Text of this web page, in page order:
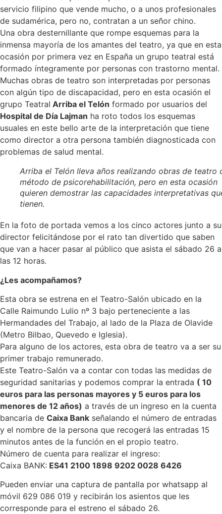
servicio filipino que vende mucho, o a unos profesionales
de sudamérica, pero no, contratan a un señor chino.
Una obra desternillante que rompe esquemas para la
inmensa mayoría de los amantes del teatro, ya que en esta
ocasión por primera vez en España un grupo teatral está
formado íntegramente por personas con trastorno mental.
Muchas obras de teatro son interpretadas por personas
con algún tipo de discapacidad, pero en esta ocasión el
grupo Teatral Arriba el Telón formado por usuarios del
Hospital de Día Lajman ha roto todos los esquemas
usuales en este bello arte de la interpretación que tiene
como director a otra persona también diagnosticada con
problemas de salud mental.
Arriba el Telón lleva años realizando obras de teatro
método de psicorehabilitación, pero en esta ocasión
quieren demostrar las capacidades interpretativas
tienen.
En la foto de portada vemos a los cinco actores junto a su
director felicitándose por el rato tan divertido que saben
que van a hacer pasar al público que asista el sábado 26 a
las 12 horas.
¿Les acompañamos?
Esta obra se estrena en el Teatro-Salón ubicado en la
Calle Raimundo Lulio nº 3 bajo perteneciente a las
Hermandades del Trabajo, al lado de la Plaza de Olavide
(Metro Bilbao, Quevedo e Iglesia).
Para alguno de los actores, esta obra de teatro va a ser su
primer trabajo remunerado.
Este Teatro-Salón va a contar con todas las medidas de
seguridad sanitarias y podemos comprar la entrada ( 10
euros para las personas mayores y 5 euros para los
menores de 12 años) a través de un ingreso en la cuenta
bancaria de Caixa Bank señalando el número de entradas
y el nombre de la persona que recogerá las entradas 15
minutos antes de la función en el propio teatro.
Número de cuenta para realizar el ingreso:
Caixa BANK: ES41 2100 1898 9202 0028 6426
Pueden enviar una captura de pantalla por whatsapp al
móvil 629 086 019 y recibirán los asientos que les
corresponde para el estreno el sábado 26.